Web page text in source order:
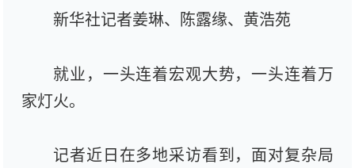
新华社记者姜琳、陈露缘、黄浩苑
就业，一头连着宏观大势，一头连着万
家灯火。
记者近日在多地采访看到，面对复杂局